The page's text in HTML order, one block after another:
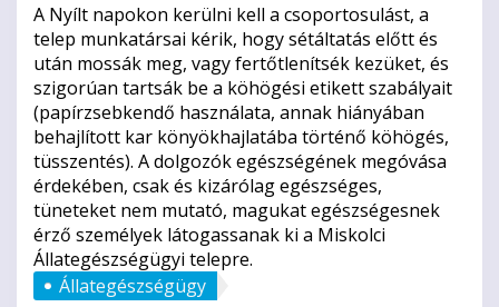
A Nyílt napokon kerülni kell a csoportosulást, a
telep munkatársai kérik, hogy sétáltatás előtt és
után mossák meg, vagy fertőtlenítsék kezüket, és
szigorúan tartsák be a köhögési etikett szabályait
(papírzsebkendő használata, annak hiányában
behajlított kar könyökhajlatába történő köhögés,
tüsszentés). A dolgozók egészségének megóvása
érdekében, csak és kizárólag egészséges,
tüneteket nem mutató, magukat egészségesnek
érző személyek látogassanak ki a Miskolci
Állategészségügyi telepre.
Állategészségügy